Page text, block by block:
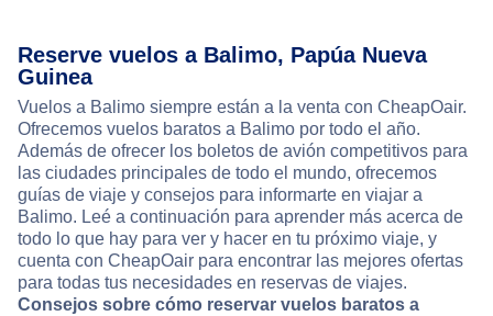
Reserve vuelos a Balimo, Papúa Nueva
Guinea
Vuelos a Balimo siempre están a la venta con CheapOair.
Ofrecemos vuelos baratos a Balimo por todo el año.
Además de ofrecer los boletos de avión competitivos para
las ciudades principales de todo el mundo, ofrecemos
guías de viaje y consejos para informarte en viajar a
Balimo. Leé a continuación para aprender más acerca de
todo lo que hay para ver y hacer en tu próximo viaje, y
cuenta con CheapOair para encontrar las mejores ofertas
para todas tus necesidades en reservas de viajes.
Consejos sobre cómo reservar vuelos baratos a